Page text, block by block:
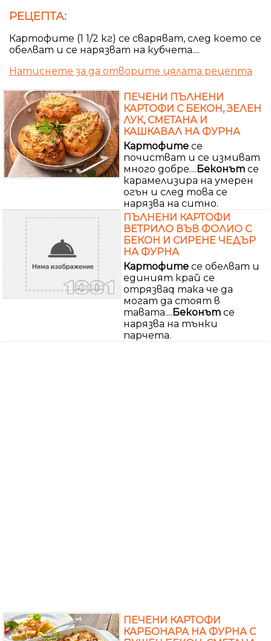
РЕЦЕПТА:
Картофите (1 1/2 кг) се сваряват, след което се
обелват и се нарязват на кубчета....
Натиснете за да отворите цялата рецепта
ПЕЧЕНИ ПЪЛНЕНИ
КАРТОФИ С БЕКОН, ЗЕЛЕН
ЛУК, СМЕТАНА И
КАШКАВАЛ НА ФУРНА
Картофите се
почистват и се измиват
много добре....Беконът се
карамелизира на умерен
огън и след това се
нарязва на ситно.
ПЪЛНЕНИ КАРТОФИ
ВЕТРИЛО ВЪВ ФОЛИО С
БЕКОН И СИРЕНЕ ЧЕДЪР
НА ФУРНА
Картофите се обелват и
единият край се
отрязваq така че да
могат да стоят в
тавата....Беконът се
нарязва на тънки
парчета.
ПЕЧЕНИ КАРТОФИ
КАРБОНАРА НА ФУРНА С